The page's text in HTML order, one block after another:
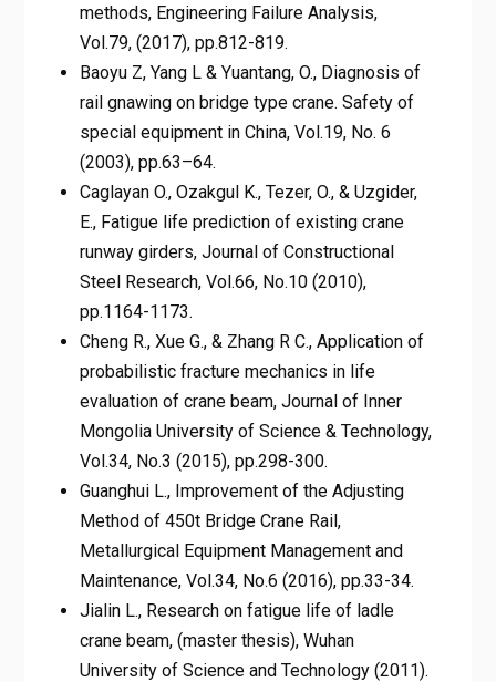
methods, Engineering Failure Analysis,
Vol.79, (2017), pp.812-819.
Baoyu Z, Yang L & Yuantang, O., Diagnosis of
rail gnawing on bridge type crane. Safety of
special equipment in China, Vol.19, No. 6
(2003), pp.63–64.
Caglayan O., Ozakgul K., Tezer, O., & Uzgider,
E., Fatigue life prediction of existing crane
runway girders, Journal of Constructional
Steel Research, Vol.66, No.10 (2010),
pp.1164-1173.
Cheng R., Xue G., & Zhang R C., Application of
probabilistic fracture mechanics in life
evaluation of crane beam, Journal of Inner
Mongolia University of Science & Technology,
Vol.34, No.3 (2015), pp.298-300.
Guanghui L., Improvement of the Adjusting
Method of 450t Bridge Crane Rail,
Metallurgical Equipment Management and
Maintenance, Vol.34, No.6 (2016), pp.33-34.
Jialin L., Research on fatigue life of ladle
crane beam, (master thesis), Wuhan
University of Science and Technology (2011).